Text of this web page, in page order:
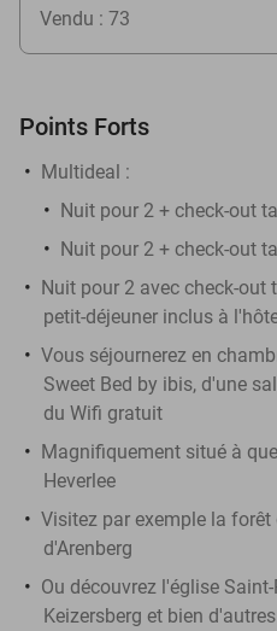
Vendu : 73
Points Forts
Multideal :
​Nuit pour 2 + check-out
Nuit pour 2 + check-out
Nuit pour 2 avec check-out
petit-déjeuner inclus à
Vous séjournerez en
Sweet Bed by ibis, d'une
du Wifi gratuit
Magnifiquement situé à
Heverlee
Visitez par exemple la forêt
d'Arenberg
Ou découvrez l'église
Keizersberg et bien